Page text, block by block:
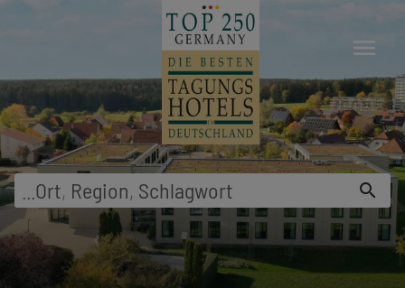
Ort, Region, Schlagwort search
menu